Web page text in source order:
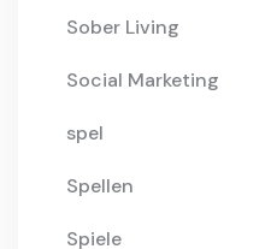
Sober Living
Social Marketing
spel
Spellen
Spiele